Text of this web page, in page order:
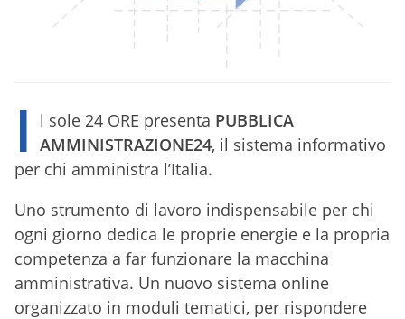
I l sole 24 ORE presenta PUBBLICA
AMMINISTRAZIONE24, il sistema informativo
per chi amministra l’Italia.
Uno strumento di lavoro indispensabile per chi
ogni giorno dedica le proprie energie e la propria
competenza a far funzionare la macchina
amministrativa. Un nuovo sistema online
organizzato in moduli tematici, per rispondere